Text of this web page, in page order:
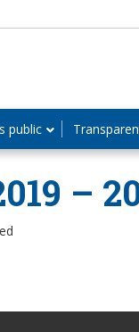
public
–